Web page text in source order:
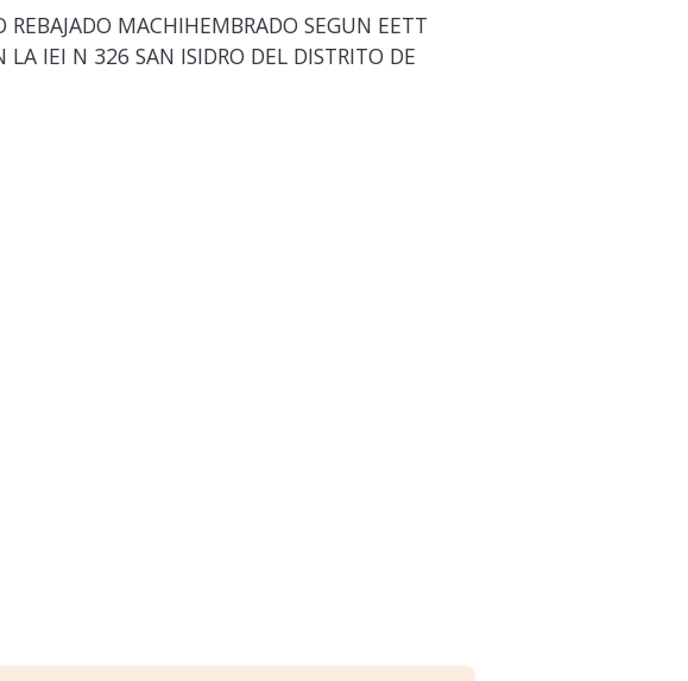
MACHIHEMBRADO SEGUN EETT
LA IEI N 326 SAN ISIDRO DEL DISTRITO DE